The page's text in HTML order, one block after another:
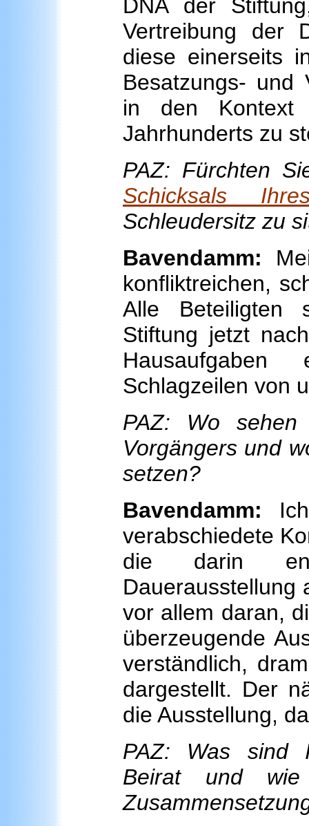
DNA der
Vertreibung der
diese einerseits
Besatzungs- und
in den Kontext
Jahrhunderts zu
PAZ: Fürchten
Schicksals
Schleudersitz zu
Bavendamm:
konfliktreichen,
Alle Beteiligten
Stiftung jetzt
Schlagzeilen von
PAZ: Wo
Vorgängers und
setzen?
Bavendamm:
verabschiedete
die darin
Dauerausstellung
vor allem daran,
überzeugende
verständlich,
dargestellt. Der
die Ausstellung,
PAZ: Was sind
Beirat und